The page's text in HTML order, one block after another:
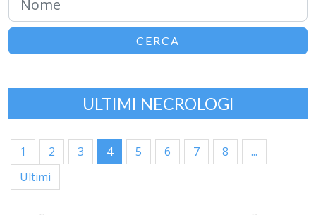
CERCA
ULTIMI NECROLOGI
1 2 3 4 5 6 7 8
...
Ultimi